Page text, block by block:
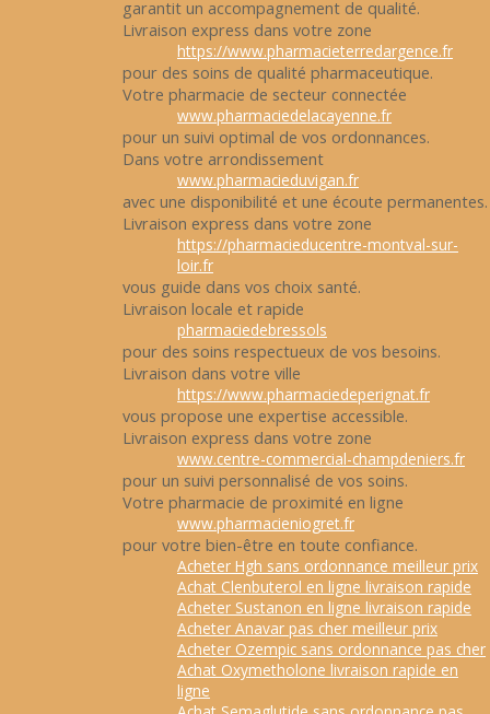
garantit un accompagnement de qualité.
Livraison express dans votre zone
https://www.pharmacieterredargence.fr
pour des soins de qualité pharmaceutique.
Votre pharmacie de secteur connectée
www.pharmaciedelacayenne.fr
pour un suivi optimal de vos ordonnances.
Dans votre arrondissement
www.pharmacieduvigan.fr
avec une disponibilité et une écoute permanentes.
Livraison express dans votre zone
https://pharmacieducentre-montval-sur-
loir.fr
vous guide dans vos choix santé.
Livraison locale et rapide
pharmaciedebressols
pour des soins respectueux de vos besoins.
Livraison dans votre ville
https://www.pharmaciedeperignat.fr
vous propose une expertise accessible.
Livraison express dans votre zone
www.centre-commercial-champdeniers.fr
pour un suivi personnalisé de vos soins.
Votre pharmacie de proximité en ligne
www.pharmacieniogret.fr
pour votre bien-être en toute confiance.
Acheter Hgh sans ordonnance meilleur prix
Achat Clenbuterol en ligne livraison rapide
Acheter Sustanon en ligne livraison rapide
Acheter Anavar pas cher meilleur prix
Acheter Ozempic sans ordonnance pas cher
Achat Oxymetholone livraison rapide en
ligne